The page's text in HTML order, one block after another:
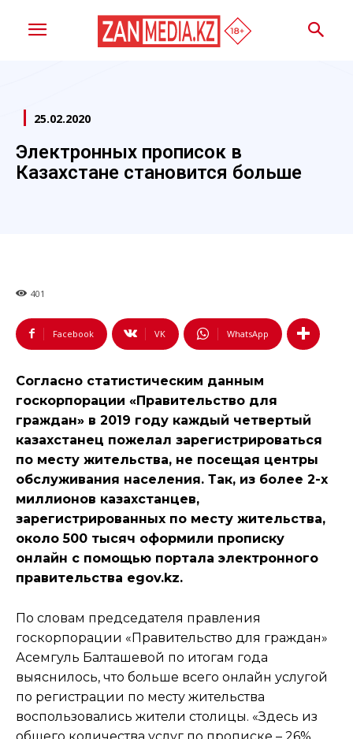
25.02.2020
Электронных прописок в
Казахстане становится больше
401
Facebook VK WhatsApp
Согласно статистическим данным
госкорпорации «Правительство для
граждан» в 2019 году каждый четвертый
казахстанец пожелал зарегистрироваться
по месту жительства, не посещая центры
обслуживания населения. Так, из более 2-х
миллионов казахстанцев,
зарегистрированных по месту жительства,
около 500 тысяч оформили прописку
онлайн с помощью портала электронного
правительства egov.kz.
По словам председателя правления
госкорпорации «Правительство для граждан»
Асемгуль Балташевой по итогам года
выяснилось, что больше всего онлайн услугой
по регистрации по месту жительства
воспользовались жители столицы. «Здесь из
общего количества услуг по прописке – 26%